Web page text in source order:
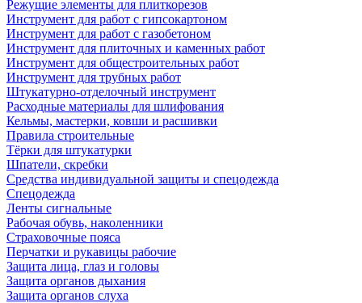
Режущие элементы для плиткорезов
Инструмент для работ с гипсокартоном
Инструмент для работ с газобетоном
Инструмент для плиточных и каменных работ
Инструмент для общестроительных работ
Инструмент для трубных работ
Штукатурно-отделочный инструмент
Расходные материалы для шлифования
Кельмы, мастерки, ковши и расшивки
Правила строительные
Тёрки для штукатурки
Шпатели, скребки
Средства индивидуальной защиты и спецодежда
Спецодежда
Ленты сигнальные
Рабочая обувь, наколенники
Страховочные пояса
Перчатки и рукавицы рабочие
Защита лица, глаз и головы
Защита органов дыхания
Защита органов слуха